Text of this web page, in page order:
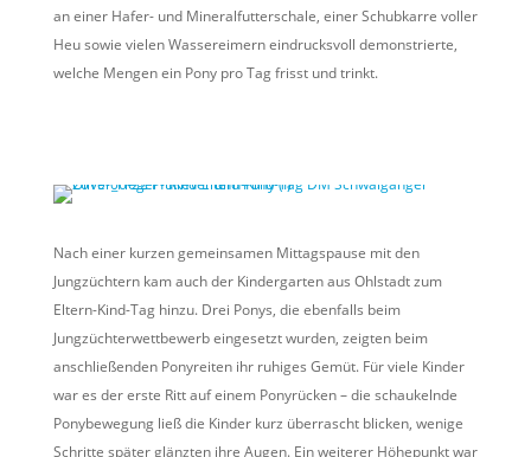
an einer Hafer- und Mineralfutterschale, einer Schubkarre voller
Heu sowie vielen Wassereimern eindrucksvoll demonstrierte,
welche Mengen ein Pony pro Tag frisst und trinkt.
Nach einer kurzen gemeinsamen Mittagspause mit den
Jungzüchtern kam auch der Kindergarten aus Ohlstadt zum
Eltern-Kind-Tag hinzu. Drei Ponys, die ebenfalls beim
Jungzüchterwettbewerb eingesetzt wurden, zeigten beim
anschließenden Ponyreiten ihr ruhiges Gemüt. Für viele Kinder
war es der erste Ritt auf einem Ponyrücken – die schaukelnde
Ponybewegung ließ die Kinder kurz überrascht blicken, wenige
Schritte später glänzten ihre Augen. Ein weiterer Höhepunkt war